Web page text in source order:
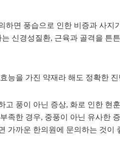
하면 풍습으로 인한 비증과 사지
는 신경성질환, 근육과 골격을 튼
능을 가진 약재라 해도 정확한
고 풍이 아닌 증상, 화로 인한 현
족한 경우, 중풍이 아닌 유사한
가까운 한의원에 문의하는 것이